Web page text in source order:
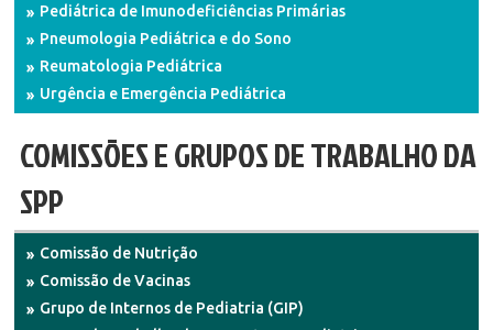
Pediátrica de Imunodeficiências Primárias
Pneumologia Pediátrica e do Sono
Reumatologia Pediátrica
Urgência e Emergência Pediátrica
COMISSÕES E GRUPOS DE TRABALHO DA
SPP
Comissão de Nutrição
Comissão de Vacinas
Grupo de Internos de Pediatria (GIP)